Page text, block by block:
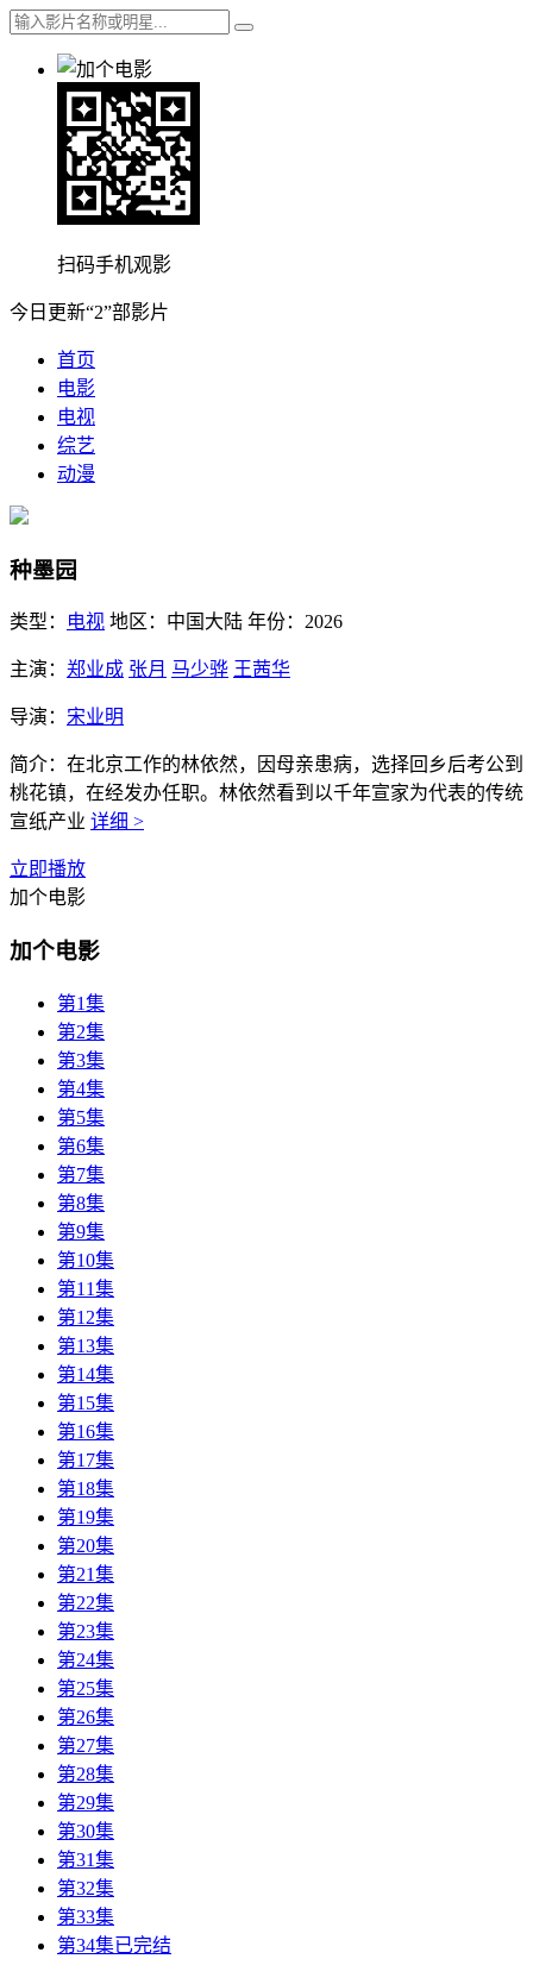
扫码手机观影
今日更新“2”部影片
首页
电影
电视
综艺
动漫
种墨园
类型： 电视 地区： 中国大陆 年份： 2026
主演： 郑业成 张月 马少骅 王茜华
导演： 宋业明
简介： 在北京工作的林依然，因母亲患病，选择回乡后考公到
桃花镇，在经发办任职。林依然看到以千年宣家为代表的传统
宣纸产业 详细 >
立即播放
加个电影
加个电影
第1集
第2集
第3集
第4集
第5集
第6集
第7集
第8集
第9集
第10集
第11集
第12集
第13集
第14集
第15集
第16集
第17集
第18集
第19集
第20集
第21集
第22集
第23集
第24集
第25集
第26集
第27集
第28集
第29集
第30集
第31集
第32集
第33集
第34集已完结